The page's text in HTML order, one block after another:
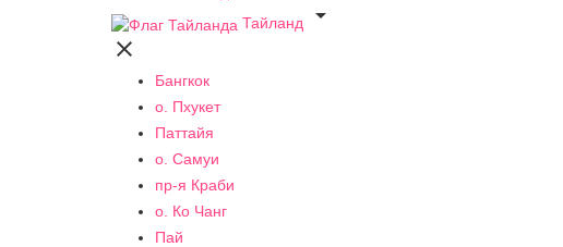
Тайланд


Бангкок
о. Пхукет
Паттайя
о. Самуи
пр-я Краби
о. Ко Чанг
Пай